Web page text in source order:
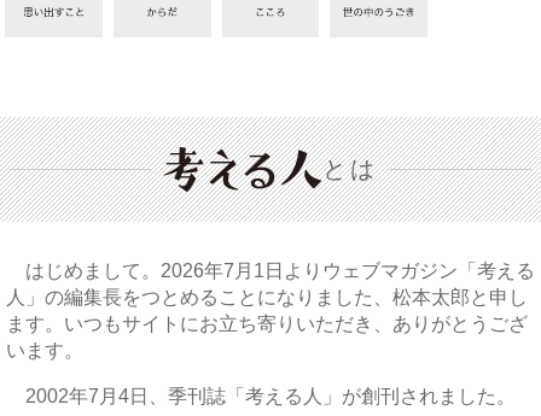
とは
はじめまして。2026年7月1日よりウェブマガジン「考える
人」の編集長をつとめることになりました、松本太郎と申し
ます。いつもサイトにお立ち寄りいただき、ありがとうござ
います。
2002年7月4日、季刊誌「考える人」が創刊されました。